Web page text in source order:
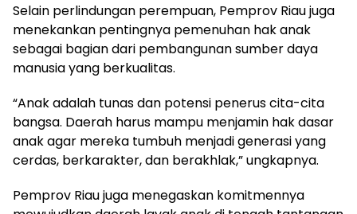
Selain perlindungan perempuan, Pemprov Riau juga
menekankan pentingnya pemenuhan hak anak
sebagai bagian dari pembangunan sumber daya
manusia yang berkualitas.
“Anak adalah tunas dan potensi penerus cita-cita
bangsa. Daerah harus mampu menjamin hak dasar
anak agar mereka tumbuh menjadi generasi yang
cerdas, berkarakter, dan berakhlak,” ungkapnya.
Pemprov Riau juga menegaskan komitmennya